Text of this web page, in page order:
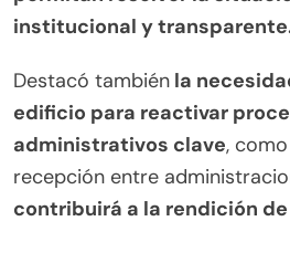
institucional y
Destacó también la
edificio para reactivar
administrativos clave,
recepción entre
contribuirá a la rendición